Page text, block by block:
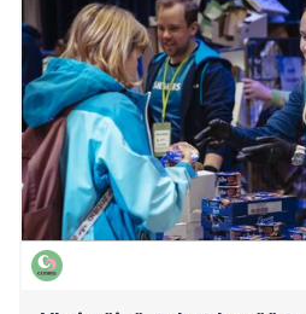
saivat käytännön neuvontaa
sekä osallistuivat yhteisölliseen
Tapahtuma oli äärimmäisen
loppuun alle 24 tunnissa.